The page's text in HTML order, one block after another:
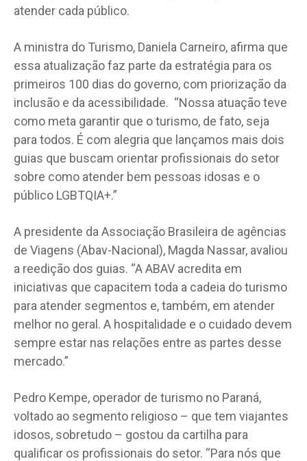
atender cada público.
A ministra do Turismo, Daniela Carneiro, afirma que
essa atualização faz parte da estratégia para os
primeiros 100 dias do governo, com priorização da
inclusão e da acessibilidade. “Nossa atuação teve
como meta garantir que o turismo, de fato, seja
para todos. É com alegria que lançamos mais dois
guias que buscam orientar profissionais do setor
sobre como atender bem pessoas idosas e o
público LGBTQIA+.”
A presidente da Associação Brasileira de agências
de Viagens (Abav-Nacional), Magda Nassar, avaliou
a reedição dos guias. “A ABAV acredita em
iniciativas que capacitem toda a cadeia do turismo
para atender segmentos e, também, em atender
melhor no geral. A hospitalidade e o cuidado devem
sempre estar nas relações entre as partes desse
mercado.”
Pedro Kempe, operador de turismo no Paraná,
voltado ao segmento religioso – que tem viajantes
idosos, sobretudo – gostou da cartilha para
qualificar os profissionais do setor. “Para nós que